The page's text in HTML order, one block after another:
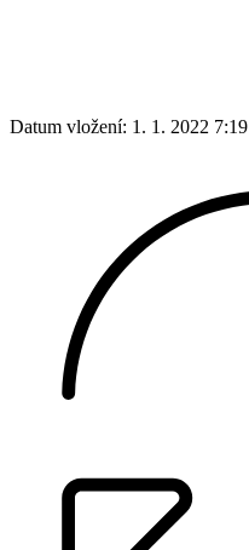
Datum vložení: 1. 1. 2022 7:19